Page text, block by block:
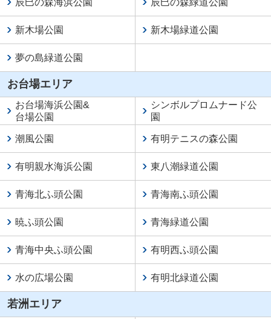
辰巳の森海浜公園 辰巳の森緑道公園
新木場公園 新木場緑道公園
夢の島緑道公園
お台場エリア
お台場海浜公園&
台場公園
シンボルプロムナード公
園
潮風公園 有明テニスの森公園
有明親水海浜公園 東八潮緑道公園
青海北ふ頭公園 青海南ふ頭公園
暁ふ頭公園 青海緑道公園
青海中央ふ頭公園 有明西ふ頭公園
水の広場公園 有明北緑道公園
若洲エリア